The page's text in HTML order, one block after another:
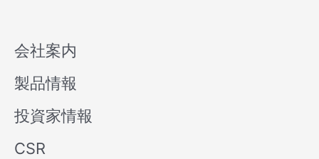
会社案内
製品情報
投資家情報
CSR